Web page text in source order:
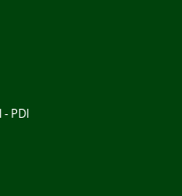
PDI